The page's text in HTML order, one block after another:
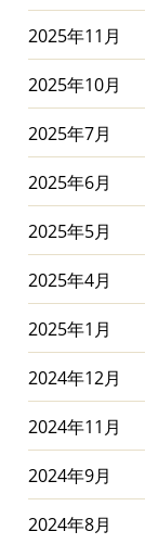
2025年11月
2025年10月
2025年7月
2025年6月
2025年5月
2025年4月
2025年1月
2024年12月
2024年11月
2024年9月
2024年8月